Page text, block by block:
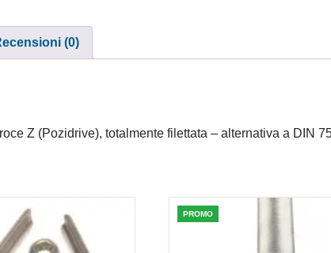
(0)
Z (Pozidrive), totalmente filettata – alternativa a DIN
PROMO